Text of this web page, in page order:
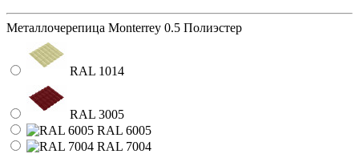
Металлочерепица Monterrey 0.5 Полиэстер
RAL 1014
RAL 3005
RAL 6005
RAL 7004